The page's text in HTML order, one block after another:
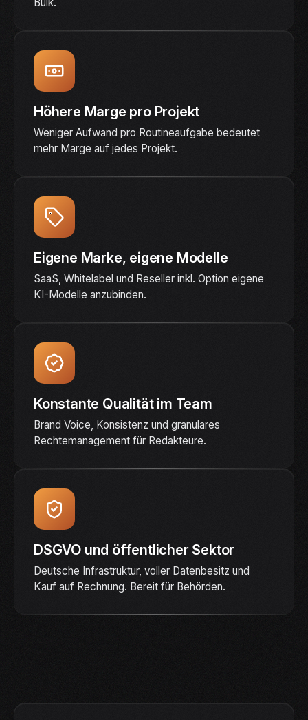
Höhere Marge pro Projekt
Weniger Aufwand pro Routineaufgabe bedeutet
mehr Marge auf jedes Projekt.
Eigene Marke, eigene Modelle
SaaS, Whitelabel und Reseller inkl. Option eigene
KI-Modelle anzubinden.
Konstante Qualität im Team
Brand Voice, Konsistenz und granulares
Rechtemanagement für Redakteure.
DSGVO und öffentlicher Sektor
Deutsche Infrastruktur, voller Datenbesitz und
Kauf auf Rechnung. Bereit für Behörden.